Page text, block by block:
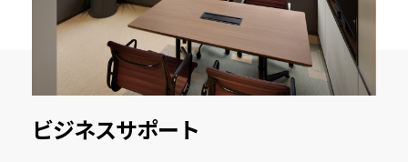
ビジネスサポート